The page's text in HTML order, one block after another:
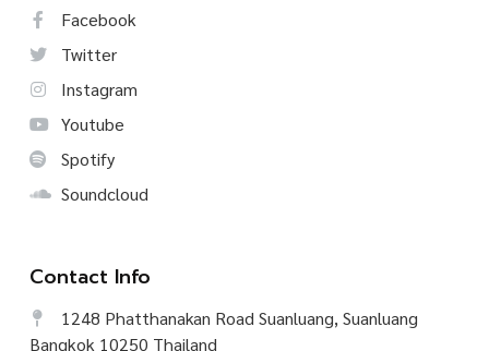
Facebook
Twitter
Instagram
Youtube
Spotify
Soundcloud
Contact Info
1248 Phatthanakan Road Suanluang, Suanluang
Bangkok 10250 Thailand